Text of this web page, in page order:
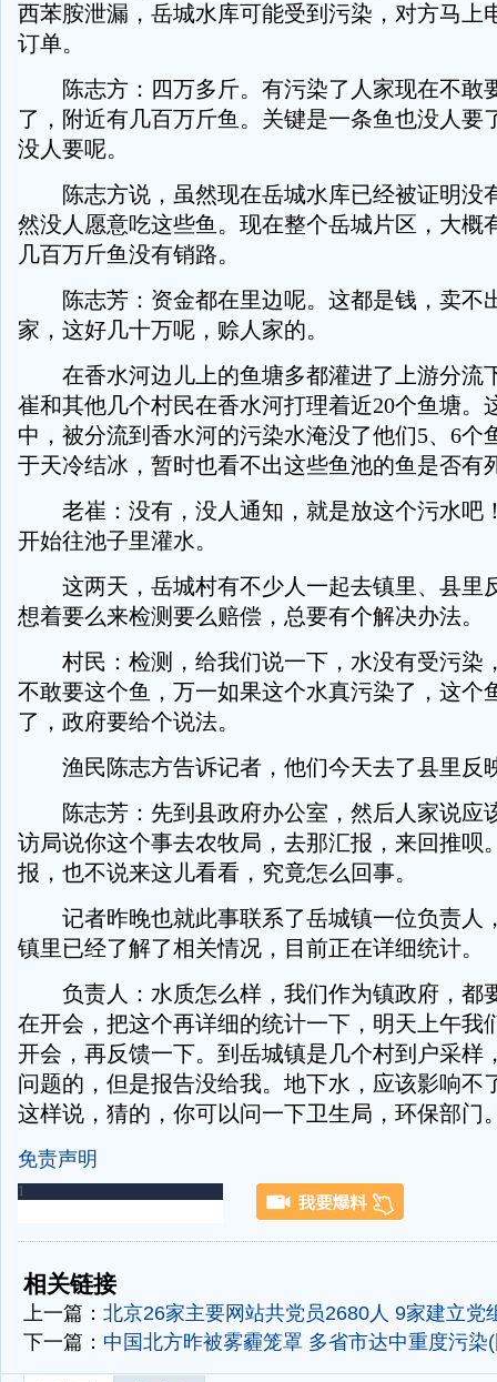
西苯胺泄漏，岳城水库可能受到污染，对方马上
订单。
陈志方：四万多斤。有污染了人家现在不敢
了，附近有几百万斤鱼。关键是一条鱼也没人要
没人要呢。
陈志方说，虽然现在岳城水库已经被证明没
然没人愿意吃这些鱼。现在整个岳城片区，大概
几百万斤鱼没有销路。
陈志芳：资金都在里边呢。这都是钱，卖不
家，这好几十万呢，赊人家的。
在香水河边儿上的鱼塘多都灌进了上游分流
崔和其他几个村民在香水河打理着近20个鱼塘。
中，被分流到香水河的污染水淹没了他们5、6个
于天冷结冰，暂时也看不出这些鱼池的鱼是否有
老崔：没有，没人通知，就是放这个污水吧
开始往池子里灌水。
这两天，岳城村有不少人一起去镇里、县里
想着要么来检测要么赔偿，总要有个解决办法。
村民：检测，给我们说一下，水没有受污染
不敢要这个鱼，万一如果这个水真污染了，这个
了，政府要给个说法。
渔民陈志方告诉记者，他们今天去了县里反
陈志芳：先到县政府办公室，然后人家说应
访局说你这个事去农牧局，去那汇报，来回推呗
报，也不说来这儿看看，究竟怎么回事。
记者昨晚也就此事联系了岳城镇一位负责人
镇里已经了解了相关情况，目前正在详细统计。
负责人：水质怎么样，我们作为镇政府，都
在开会，把这个再详细的统计一下，明天上午我
开会，再反馈一下。到岳城镇是几个村到户采样
问题的，但是报告没给我。地下水，应该影响不
这样说，猜的，你可以问一下卫生局，环保部门
免责声明
-
相关链接
上一篇： 北京26家主要网站共党员2680人 9家建立党
下一篇： 中国北方昨被雾霾笼罩 多省市达中重度污染